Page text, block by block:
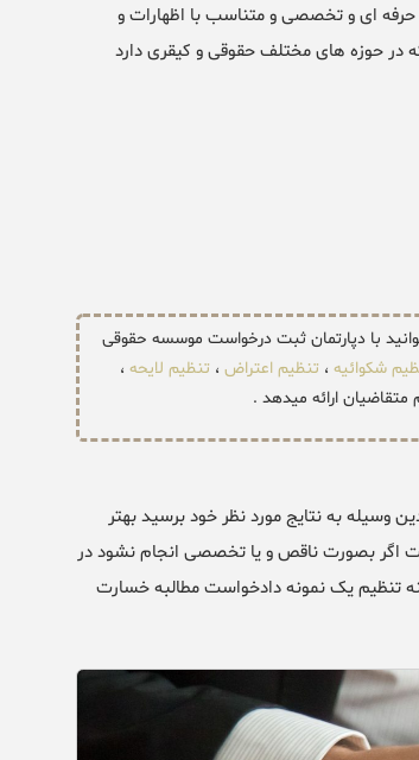
ای و تخصصی و متناسب با اظهارات و
در حوزه های مختلف حقوقی و کیقری دارد
با دپارتمان ثبت درخواست موسسه حقوقی
شکوائیه ، تنظیم اعتراض ، تنظیم لایحه ،
متقاضیان ارائه میدهد .
وسیله به نتایج مورد نظر خود برسید بهتر
اگر بصورت ناقص و یا تخصصی انجام نشود در
تنظیم یک نمونه دادخواست مطالبه خسارت